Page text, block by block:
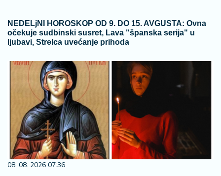
NEDELjNI HOROSKOP OD 9. DO 15. AVGUSTA: Ovna
očekuje sudbinski susret, Lava "španska serija" u
ljubavi, Strelca uvećanje prihoda
08. 08. 2026 07:36